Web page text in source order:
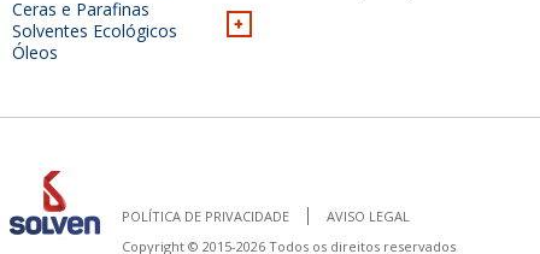
Ceras e Parafinas
Solventes Ecológicos
Óleos
+
POLÍTICA DE PRIVACIDADE
AVISO LEGAL
Copyright © 2015-2026 Todos os direitos reservados